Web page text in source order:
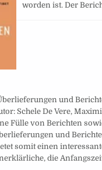
worden ist. Der
und
Schele De Vere,
Fülle von Berichten
und
somit einen
die